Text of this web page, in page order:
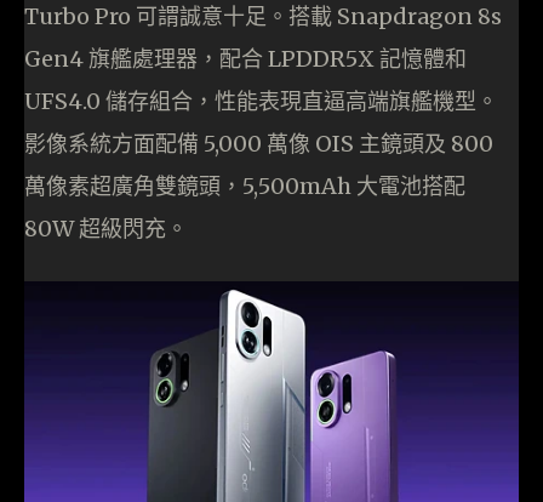
Turbo Pro 可謂誠意十足。搭載 Snapdragon 8s
Gen4 旗艦處理器，配合 LPDDR5X 記憶體和
UFS4.0 儲存組合，性能表現直逼高端旗艦機型。
影像系統方面配備 5,000 萬像 OIS 主鏡頭及 800
萬像素超廣角雙鏡頭，5,500mAh 大電池搭配
80W 超級閃充。